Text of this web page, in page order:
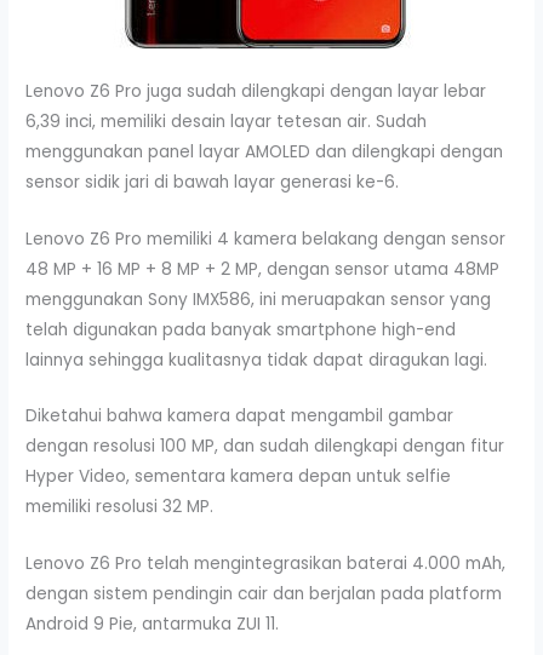
Lenovo Z6 Pro juga sudah dilengkapi dengan layar lebar
6,39 inci, memiliki desain layar tetesan air. Sudah
menggunakan panel layar AMOLED dan dilengkapi dengan
sensor sidik jari di bawah layar generasi ke-6.
Lenovo Z6 Pro memiliki 4 kamera belakang dengan sensor
48 MP + 16 MP + 8 MP + 2 MP, dengan sensor utama 48MP
menggunakan Sony IMX586, ini meruapakan sensor yang
telah digunakan pada banyak smartphone high-end
lainnya sehingga kualitasnya tidak dapat diragukan lagi.
Diketahui bahwa kamera dapat mengambil gambar
dengan resolusi 100 MP, dan sudah dilengkapi dengan fitur
Hyper Video, sementara kamera depan untuk selfie
memiliki resolusi 32 MP.
Lenovo Z6 Pro telah mengintegrasikan baterai 4.000 mAh,
dengan sistem pendingin cair dan berjalan pada platform
Android 9 Pie, antarmuka ZUI 11.